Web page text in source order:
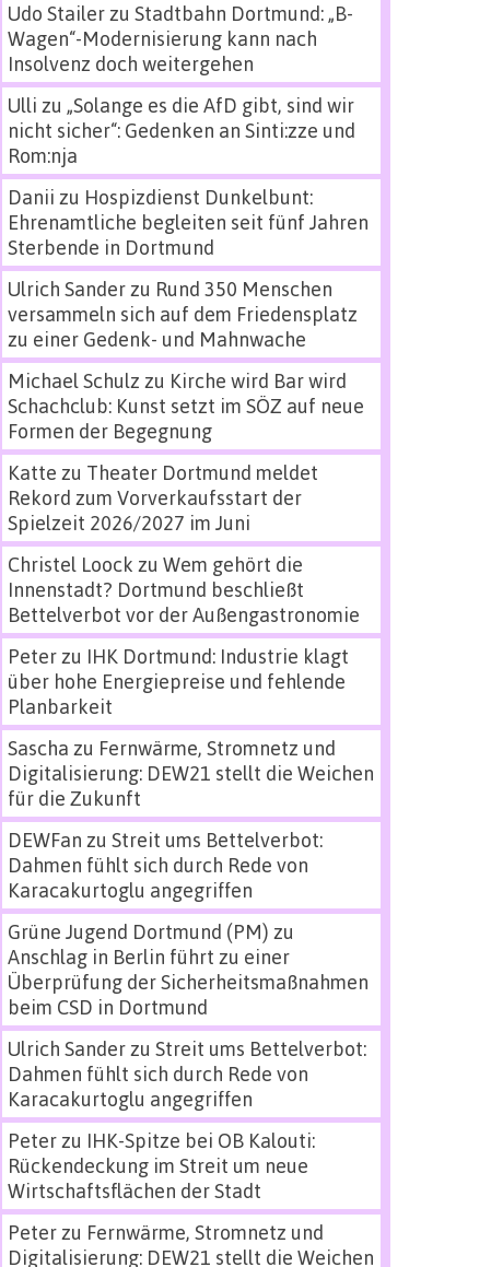
Udo Stailerzu Stadtbahn Dortmund: „B-
Wagen“-Modernisierung kann nach
Insolvenz doch weitergehen
Ulli zu „Solange es die AfD gibt, sind wir
nicht sicher“: Gedenken an Sinti:zze und
Rom:nja
Danii zu Hospizdienst Dunkelbunt:
Ehrenamtliche begleiten seit fünf Jahren
Sterbende in Dortmund
Ulrich Sanderzu Rund 350 Menschen
versammeln sich auf dem Friedensplatz
zu einer Gedenk- und Mahnwache
Michael Schulz zu Kirche wird Bar wird
Schachclub: Kunst setzt im SÖZ auf neue
Formen der Begegnung
Katte zu Theater Dortmund meldet
Rekord zum Vorverkaufsstart der
Spielzeit 2026/2027 im Juni
Christel Loock zu Wem gehört die
Innenstadt? Dortmund beschließt
Bettelverbot vor der Außengastronomie
Peterzu IHK Dortmund: Industrie klagt
über hohe Energiepreise und fehlende
Planbarkeit
Sascha zu Fernwärme, Stromnetz und
Digitalisierung: DEW21 stellt die Weichen
für die Zukunft
DEWFan zu Streit ums Bettelverbot:
Dahmen fühlt sich durch Rede von
Karacakurtoglu angegriffen
Grüne Jugend Dortmund (PM) zu
Anschlag in Berlin führt zu einer
Überprüfung der Sicherheitsmaßnahmen
beim CSD in Dortmund
Ulrich Sanderzu Streit ums Bettelverbot:
Dahmen fühlt sich durch Rede von
Karacakurtoglu angegriffen
Peterzu IHK-Spitze bei OB Kalouti:
Rückendeckung im Streit um neue
Wirtschaftsflächen der Stadt
Peterzu Fernwärme, Stromnetz und
Digitalisierung: DEW21 stellt die Weichen